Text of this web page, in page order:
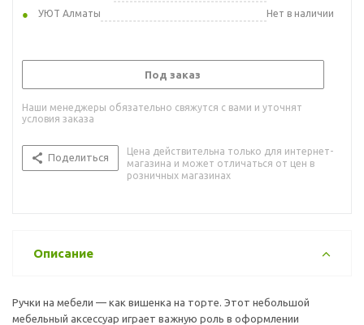
УЮТ Алматы
Нет в наличии
Под заказ
Наши менеджеры обязательно свяжутся с вами и уточнят
условия заказа
Поделиться
Цена действительна только для интернет-
магазина и может отличаться от цен в
розничных магазинах
Описание
Ручки на мебели — как вишенка на торте. Этот небольшой
мебельный аксессуар играет важную роль в оформлении